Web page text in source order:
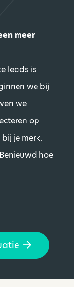
meer
leads is
we bij
we
op
je merk.
hoe